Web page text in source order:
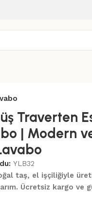
Traverten
| Modern
YLB32
taş, el işçiliğiyle
Ücretsiz kargo ve